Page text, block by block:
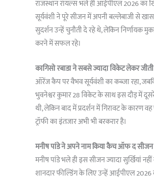
राजस्थान रॉयल्स भले ही आईपीएल 2026 का
सूर्यवंशी ने पूरे सीजन में अपनी बल्लेबाजी से
सुदर्शन उन्हें चुनौती दे रहे थे, लेकिन
करने में सफल रहे।
कागिसो रबाडा ने सबसे ज्यादा विकेट लेकर
ऑरेंज कैप पर वैभव सूर्यवंशी का कब्जा रहा,
भुवनेश्वर कुमार 28 विकेट के साथ इस दौड़ में
थी, लेकिन बाद में प्रदर्शन में गिरावट के
ट्रॉफी का इंतजार अभी भी बरकरार है।
मनीष पांडे ने अपने नाम किया कैच ऑफ द सीजन
मनीष पांडे भले ही इस सीजन ज्यादा सुर्खियां
शानदार फील्डिंग के लिए उन्हें आईपीएल